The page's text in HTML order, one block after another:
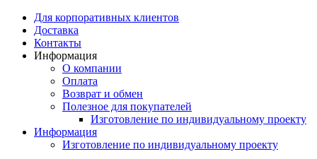
Для корпоративных клиентов
Доставка
Контакты
Информация
О компании
Оплата
Возврат и обмен
Полезное для покупателей
Изготовление по индивидуальному проекту
Информация
Изготовление по индивидуальному проекту